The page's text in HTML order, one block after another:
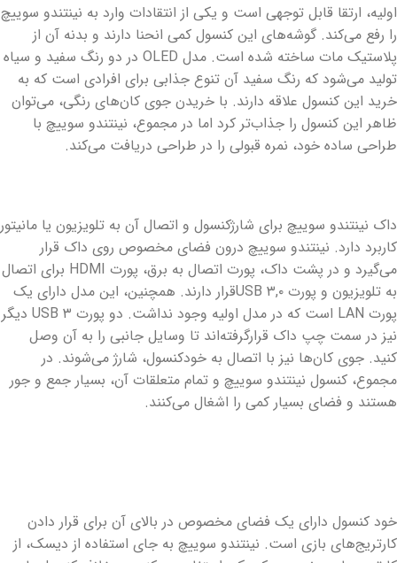
اولیه، ارتقا قابل توجهی است و یکی از انتقادات وارد به نینتندو سوییچ
را رفع می‌کند. گوشه‌های این کنسول کمی انحنا دارند و بدنه آن از
پلاستیک مات ساخته شده است. مدل OLED در دو رنگ سفید و سیاه
تولید می‌شود که رنگ سفید آن تنوع جذابی برای افرادی است که به
خرید این کنسول علاقه دارند. با خریدن جوی کان‌های رنگی، می‌توان
ظاهر این کنسول را جذاب‌تر کرد اما در مجموع، نینتندو سوییچ با
طراحی ساده خود، نمره قبولی را در طراحی دریافت می‌کند.
داک نینتندو سوییچ برای شارژکنسول و اتصال آن به تلویزیون یا مانیتور
کاربرد دارد. نینتندو سوییچ درون فضای مخصوص روی داک قرار
می‌گیرد و در پشت داک، پورت اتصال به برق، پورت HDMI برای اتصال
به تلویزیون و پورت USB ۳,۰قرار دارند. همچنین، این مدل دارای یک
پورت LAN است که در مدل اولیه وجود نداشت. دو پورت USB ۳ دیگر
نیز در سمت چپ داک قرارگرفته‌اند تا وسایل جانبی را به آن وصل
کنید. جوی کان‌ها نیز با اتصال به خودکنسول، شارژ می‌شوند. در
مجموع، کنسول نینتندو سوییچ و تمام متعلقات آن، بسیار جمع و جور
هستند و فضای بسیار کمی را اشغال می‌کنند.
خود کنسول دارای یک فضای مخصوص در بالای آن برای قرار دادن
کارتریج‌های بازی است. نینتندو سوییچ به جای استفاده از دیسک، از